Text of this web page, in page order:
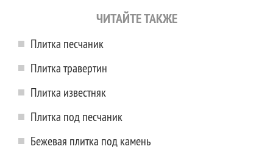
ЧИТАЙТЕ ТАКЖЕ
Плитка песчаник
Плитка травертин
Плитка известняк
Плитка под песчаник
Бежевая плитка под камень